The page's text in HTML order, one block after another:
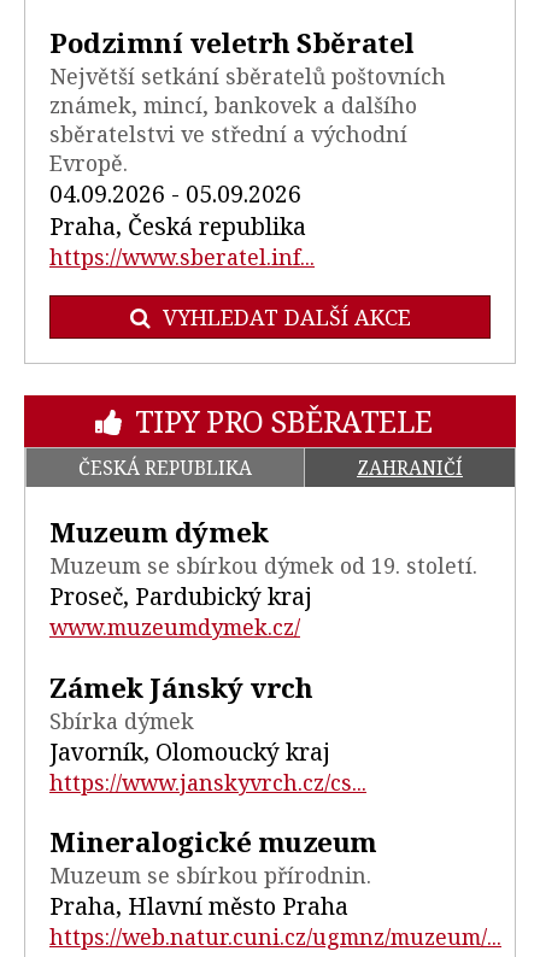
Podzimní veletrh Sběratel
Největší setkání sběratelů poštovních
známek, mincí, bankovek a dalšího
sběratelstvi ve střední a východní
Evropě.
04.09.2026 - 05.09.2026
Praha, Česká republika
https://www.sberatel.inf...
VYHLEDAT DALŠÍ AKCE
TIPY PRO SBĚRATELE
ČESKÁ REPUBLIKA ZAHRANIČÍ
Muzeum dýmek
Muzeum se sbírkou dýmek od 19. století.
Proseč, Pardubický kraj
www.muzeumdymek.cz/
Zámek Jánský vrch
Sbírka dýmek
Javorník, Olomoucký kraj
https://www.janskyvrch.cz/cs...
Mineralogické muzeum
Muzeum se sbírkou přírodnin.
Praha, Hlavní město Praha
https://web.natur.cuni.cz/ugmnz/muzeum/...